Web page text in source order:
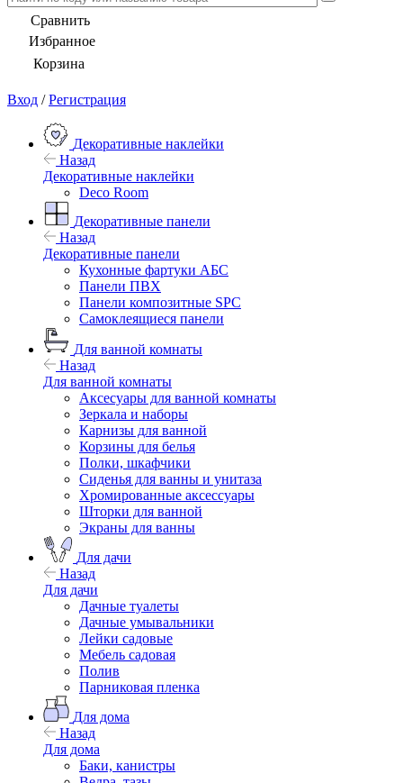
Сравнить
Избранное
Корзина
Вход / Регистрация
Декоративные наклейки
Назад
Декоративные наклейки
Deco Room
Декоративные панели
Назад
Декоративные панели
Кухонные фартуки АБС
Панели ПВХ
Панели композитные SPC
Самоклеящиеся панели
Для ванной комнаты
Назад
Для ванной комнаты
Аксесуары для ванной комнаты
Зеркала и наборы
Карнизы для ванной
Корзины для белья
Полки, шкафчики
Сиденья для ванны и унитаза
Хромированные аксессуары
Шторки для ванной
Экраны для ванны
Для дачи
Назад
Для дачи
Дачные туалеты
Дачные умывальники
Лейки садовые
Мебель садовая
Полив
Парниковая пленка
Для дома
Назад
Для дома
Баки, канистры